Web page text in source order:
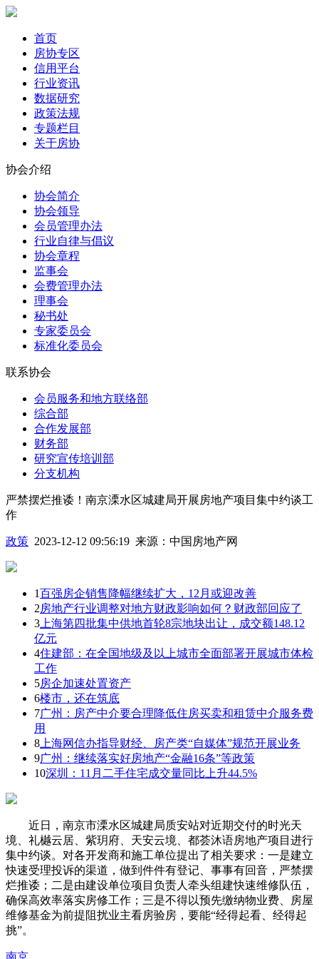
首页
房协专区
信用平台
行业资讯
数据研究
政策法规
专题栏目
关于房协
协会介绍
协会简介
协会领导
会员管理办法
行业自律与倡议
协会章程
监事会
会费管理办法
理事会
秘书处
专家委员会
标准化委员会
联系协会
会员服务和地方联络部
综合部
合作发展部
财务部
研究宣传培训部
分支机构
严禁摆烂推诿！南京溧水区城建局开展房地产项目集中约谈工
作
政策 2023-12-12 09:56:19 来源： 中国房地产网
1百强房企销售降幅继续扩大，12月或迎改善
2房地产行业调整对地方财政影响如何？财政部回应了
3 上海第四批集中供地首轮8宗地块出让，成交额148.12
亿元
4住建部：在全国地级及以上城市全面部署开展城市体检
工作
5房企加速处置资产
6楼市，还在筑底
7广州：房产中介要合理降低住房买卖和租赁中介服务费
用
8 上海网信办指导财经、房产类“自媒体”规范开展业务
9广州：继续落实好房地产“金融16条”等政策
10深圳：11月二手住宅成交量同比上升44.5%
近日，南京市溧水区城建局质安站对近期交付的时光天
境、礼樾云居、紫玥府、天安云境、都荟沐语房地产项目进行
集中约谈。对各开发商和施工单位提出了相关要求：一是建立
快速受理投诉的渠道，做到件件有登记、事事有回音，严禁摆
烂推诿；二是由建设单位项目负责人牵头组建快速维修队伍，
确保高效率落实房修工作；三是不得以预先缴纳物业费、房屋
维修基金为前提阻扰业主看房验房，要能“经得起看、经得起
挑”。
南京